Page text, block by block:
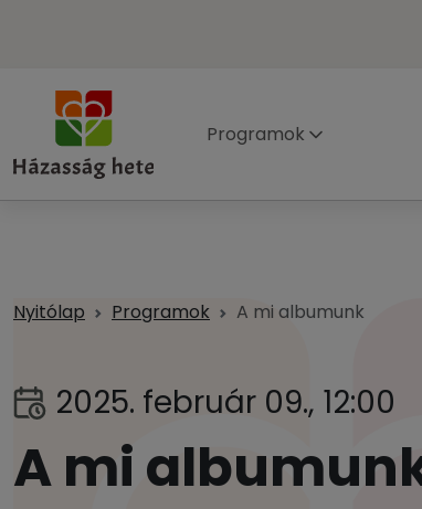
Programok
Nyitólap Programok A mi albumunk
2025. február 09., 12:00
A mi